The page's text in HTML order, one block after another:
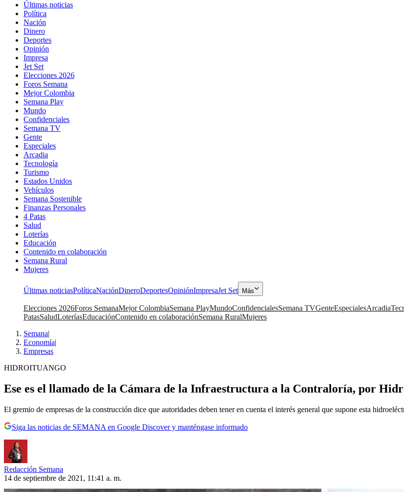
Últimas noticias
Política
Nación
Dinero
Deportes
Opinión
Impresa
Jet Set
Elecciones 2026
Foros Semana
Mejor Colombia
Semana Play
Mundo
Confidenciales
Semana TV
Gente
Especiales
Arcadia
Tecnología
Turismo
Estados Unidos
Vehículos
Semana Sostenible
Finanzas Personales
4 Patas
Salud
Loterías
Educación
Contenido en colaboración
Semana Rural
Mujeres
Últimas noticiasPolíticaNaciónDineroDeportesOpiniónImpresaJet Set Más
Elecciones 2026Foros SemanaMejor ColombiaSemana PlayMundoConfidencialesSemana TVGenteEspecialesArcadia
PatasSaludLoteríasEducaciónContenido en colaboraciónSemana RuralMujeres
Semana|
Economía|
Empresas
HIDROITUANGO
Ese es el llamado de la Cámara de la Infraestructura a la Contraloría, por
El gremio de empresas de la construcción dice que autoridades deben tener en cuenta el interés general que supone esta
Siga las noticias de SEMANA en Google Discover y manténgase informado
Redacción Semana
14 de septiembre de 2021, 11:41 a. m.